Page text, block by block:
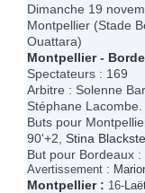
Dimanche 19
Montpellier (Stade
Ouattara)
Montpellier-
Spectateurs : 169
Arbitre : Solenne
Stéphane Lacombe.
Buts pour
90'+2, Stina
But pour Bordeaux :
Avertissement :
Montpellier: 16-